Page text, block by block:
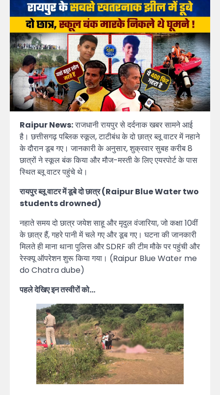
Raipur News:राजधानी रायपुर से दर्दनाक खबर सामने आई
है। छत्तीसगढ़ पब्लिक स्कूल, टाटीबंध के दो छात्र ब्लू वाटर में नहाने
के दौरान डूब गए। जानकारी के अनुसार, शुक्रवार सुबह करीब 8
छात्रों ने स्कूल बंक किया और मौज-मस्ती के लिए एयरपोर्ट के पास
स्थित ब्लू वाटर पहुंचे थे।
रायपुर ब्लू वाटर में डूबे दो छात्र (Raipur Blue Water two
students drowned)
नहाते समय दो छात्र जयेश साहू और मृदुल वंजारिया, जो कक्षा 10वीं
के छात्र हैं, गहरे पानी में चले गए और डूब गए। घटना की जानकारी
मिलते ही माना थाना पुलिस और SDRF की टीम मौके पर पहुंची और
रेस्क्यू ऑपरेशन शुरू किया गया। (Raipur Blue Water me
do Chatra dube)
पहले देखिए इन तस्वीरों को…